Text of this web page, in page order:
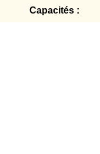
Capacités :